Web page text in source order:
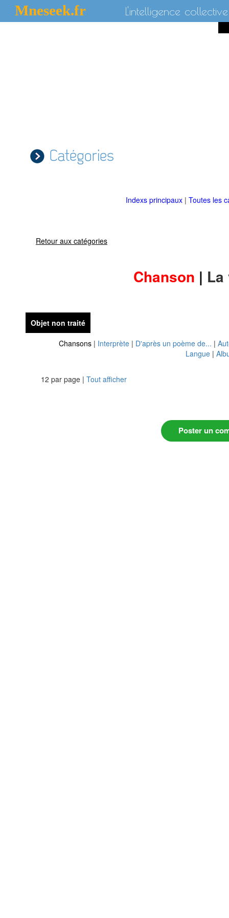
Mneseek.fr L'intelligence collective
Catégories
Indexs principaux | Toutes les
Retour aux catégories
Chanson |
Objet non traité
Chansons | Interprète | D'après un poème de... |
Langue |
12 par page | Tout afficher
Poster un